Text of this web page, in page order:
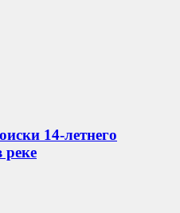
14-летнего
реке